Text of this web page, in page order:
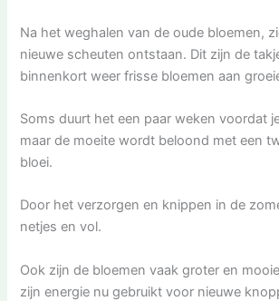
Na het weghalen van de oude bloemen,
nieuwe scheuten ontstaan. Dit zijn de
binnenkort weer frisse bloemen aan
Soms duurt het een paar weken voordat
maar de moeite wordt beloond met een
bloei.
Door het verzorgen en knippen in de
netjes en vol.
Ook zijn de bloemen vaak groter en
zijn energie nu gebruikt voor nieuwe